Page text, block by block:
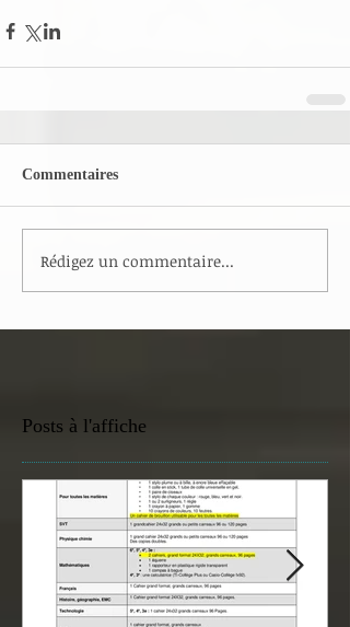
Commentaires
Rédigez un commentaire...
Posts à l'affiche